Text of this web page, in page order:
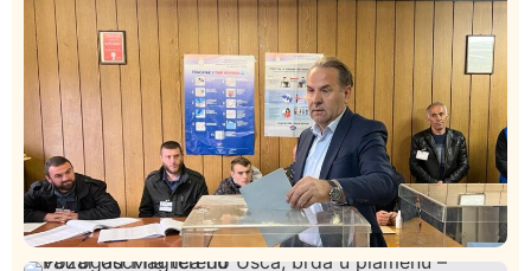
Društvo Istaknuto 420
Lončar o Opštoj bolnici u Novom Pazaru: „Šta glumite?
Taksi stanicu?“